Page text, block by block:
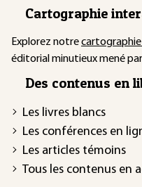
Cartographie
Explorez notre
éditorial minutieux mené
Des contenus en
Les livres blancs
Les conférences en
Les articles témoins
Tous les contenus en